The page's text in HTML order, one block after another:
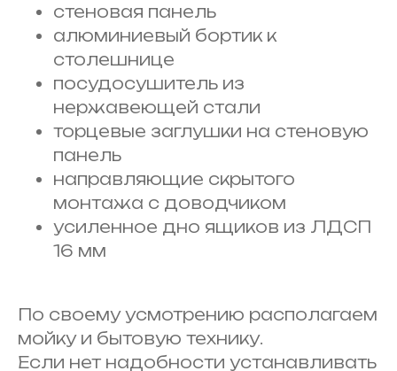
стеновая панель
алюминиевый бортик к
столешнице
посудосушитель из
нержавеющей стали
торцевые заглушки на стеновую
панель
направляющие скрытого
монтажа с доводчиком
усиленное дно ящиков из ЛДСП
16 мм
По своему усмотрению располагаем
мойку и бытовую технику.
Если нет надобности устанавливать